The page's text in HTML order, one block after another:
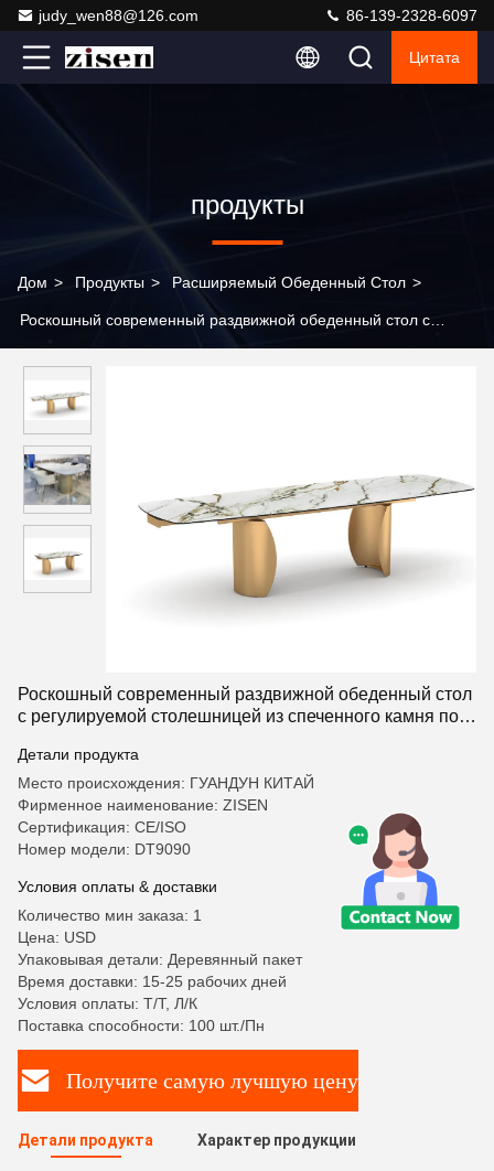
judy_wen88@126.com 86-139-2328-6097
Цитата
продукты
Дом > Продукты > Расширяемый Обеденный Стол >
Роскошный современный раздвижной обеденный стол с
Роскошный современный раздвижной обеденный стол
с регулируемой столешницей из спеченного камня под
Детали продукта
Место происхождения: ГУАНДУН КИТАЙ
Фирменное наименование: ZISEN
Сертификация: CE/ISO
Номер модели: DT9090
Условия оплаты & доставки
Количество мин заказа: 1
Цена: USD
Упаковывая детали: Деревянный пакет
Время доставки: 15-25 рабочих дней
Условия оплаты: Т/Т, Л/К
Поставка способности: 100 шт./Пн
Получите самую лучшую цену
Детали продукта Характер продукции